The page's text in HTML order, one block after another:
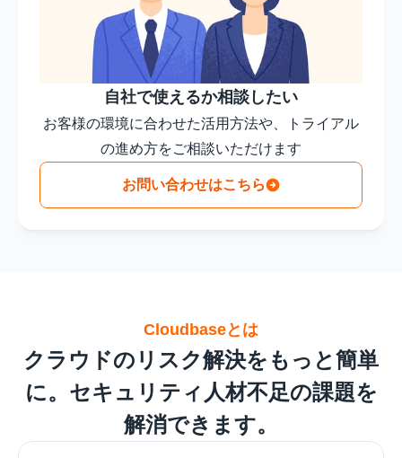
自社で使えるか相談したい
お客様の環境に合わせた活用方法や、トライアル
の進め方をご相談いただけます
お問い合わせはこちら
Cloudbaseとは
クラウドのリスク解決をもっと簡単
に。セキュリティ人材不足の課題を
解消できます。